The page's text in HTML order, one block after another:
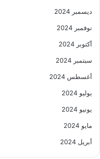
ديسمبر 2024
نوفمبر 2024
أكتوبر 2024
سبتمبر 2024
أغسطس 2024
يوليو 2024
يونيو 2024
مايو 2024
أبريل 2024